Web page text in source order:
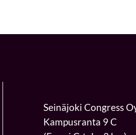
Seinäjoki Congress
Kampusranta 9 C